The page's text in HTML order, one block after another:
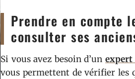
Prendre en compte
consulter ses
Si vous avez besoin d’unexpert
vous permettent de vérifier les